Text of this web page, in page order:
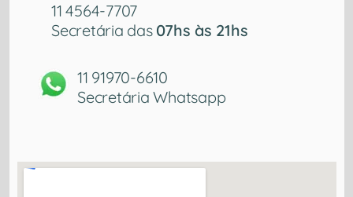
11 4564-7707
Secretária das 07hs às 21hs
11 91970-6610
Secretária Whatsapp